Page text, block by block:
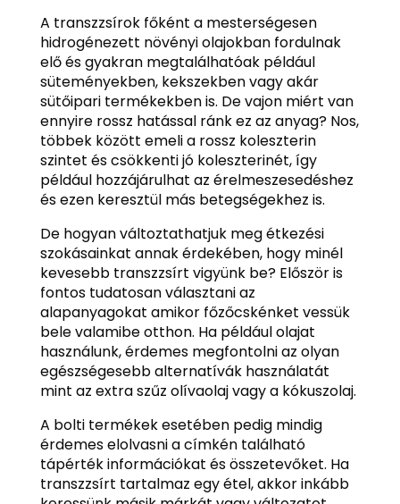
A transzzsírok főként a mesterségesen
hidrogénezett növényi olajokban fordulnak
elő és gyakran megtalálhatóak például
süteményekben, kekszekben vagy akár
sütőipari termékekben is. De vajon miért van
ennyire rossz hatással ránk ez az anyag? Nos,
többek között emeli a rossz koleszterin
szintet és csökkenti jó koleszterinét, így
például hozzájárulhat az érelmeszesedéshez
és ezen keresztül más betegségekhez is.
De hogyan változtathatjuk meg étkezési
szokásainkat annak érdekében, hogy minél
kevesebb transzzsírt vigyünk be? Először is
fontos tudatosan választani az
alapanyagokat amikor főzőcskénket vessük
bele valamibe otthon. Ha például olajat
használunk, érdemes megfontolni az olyan
egészségesebb alternatívák használatát
mint az extra szűz olívaolaj vagy a kókuszolaj.
A bolti termékek esetében pedig mindig
érdemes elolvasni a címkén található
tápérték információkat és összetevőket. Ha
transzzsírt tartalmaz egy étel, akkor inkább